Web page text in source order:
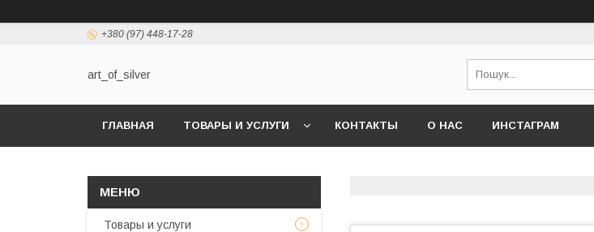
+380 (97) 448-17-28
art_of_silver
ГЛАВНАЯ ТОВАРЫ И УСЛУГИ КОНТАКТЫ О НАС ИНСТАГРАМ
Товары и услуги